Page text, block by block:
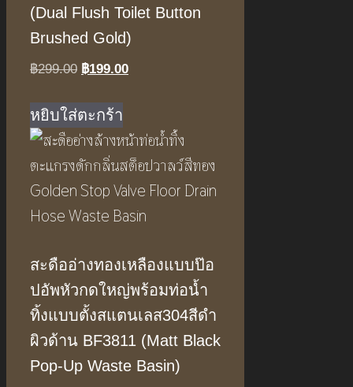
(Dual Flush Toilet Button
Brushed Gold)
฿299.00 Original
was:
฿299.00.
฿199.00Current
฿199.00.
หยิบใส่ตะกร้า
สะดืออ่างทองเหลืองแบบป๊อ
ปอัพหัวกดใหญ่พร้อมท่อน้ำ
ทิ้งแบบตั้งสแตนเลส304สีดำ
ผิวด้าน BF3811 (Matt Black
Pop-Up Waste Basin)